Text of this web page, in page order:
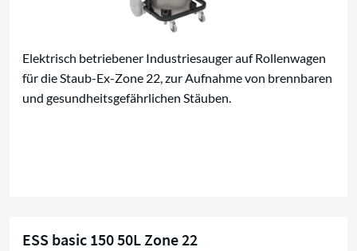
Elektrisch betriebener Industriesauger auf Rollenwagen
für die Staub-Ex-Zone 22, zur Aufnahme von brennbaren
und gesundheitsgefährlichen Stäuben.
ESS basic 150 50L Zone 22